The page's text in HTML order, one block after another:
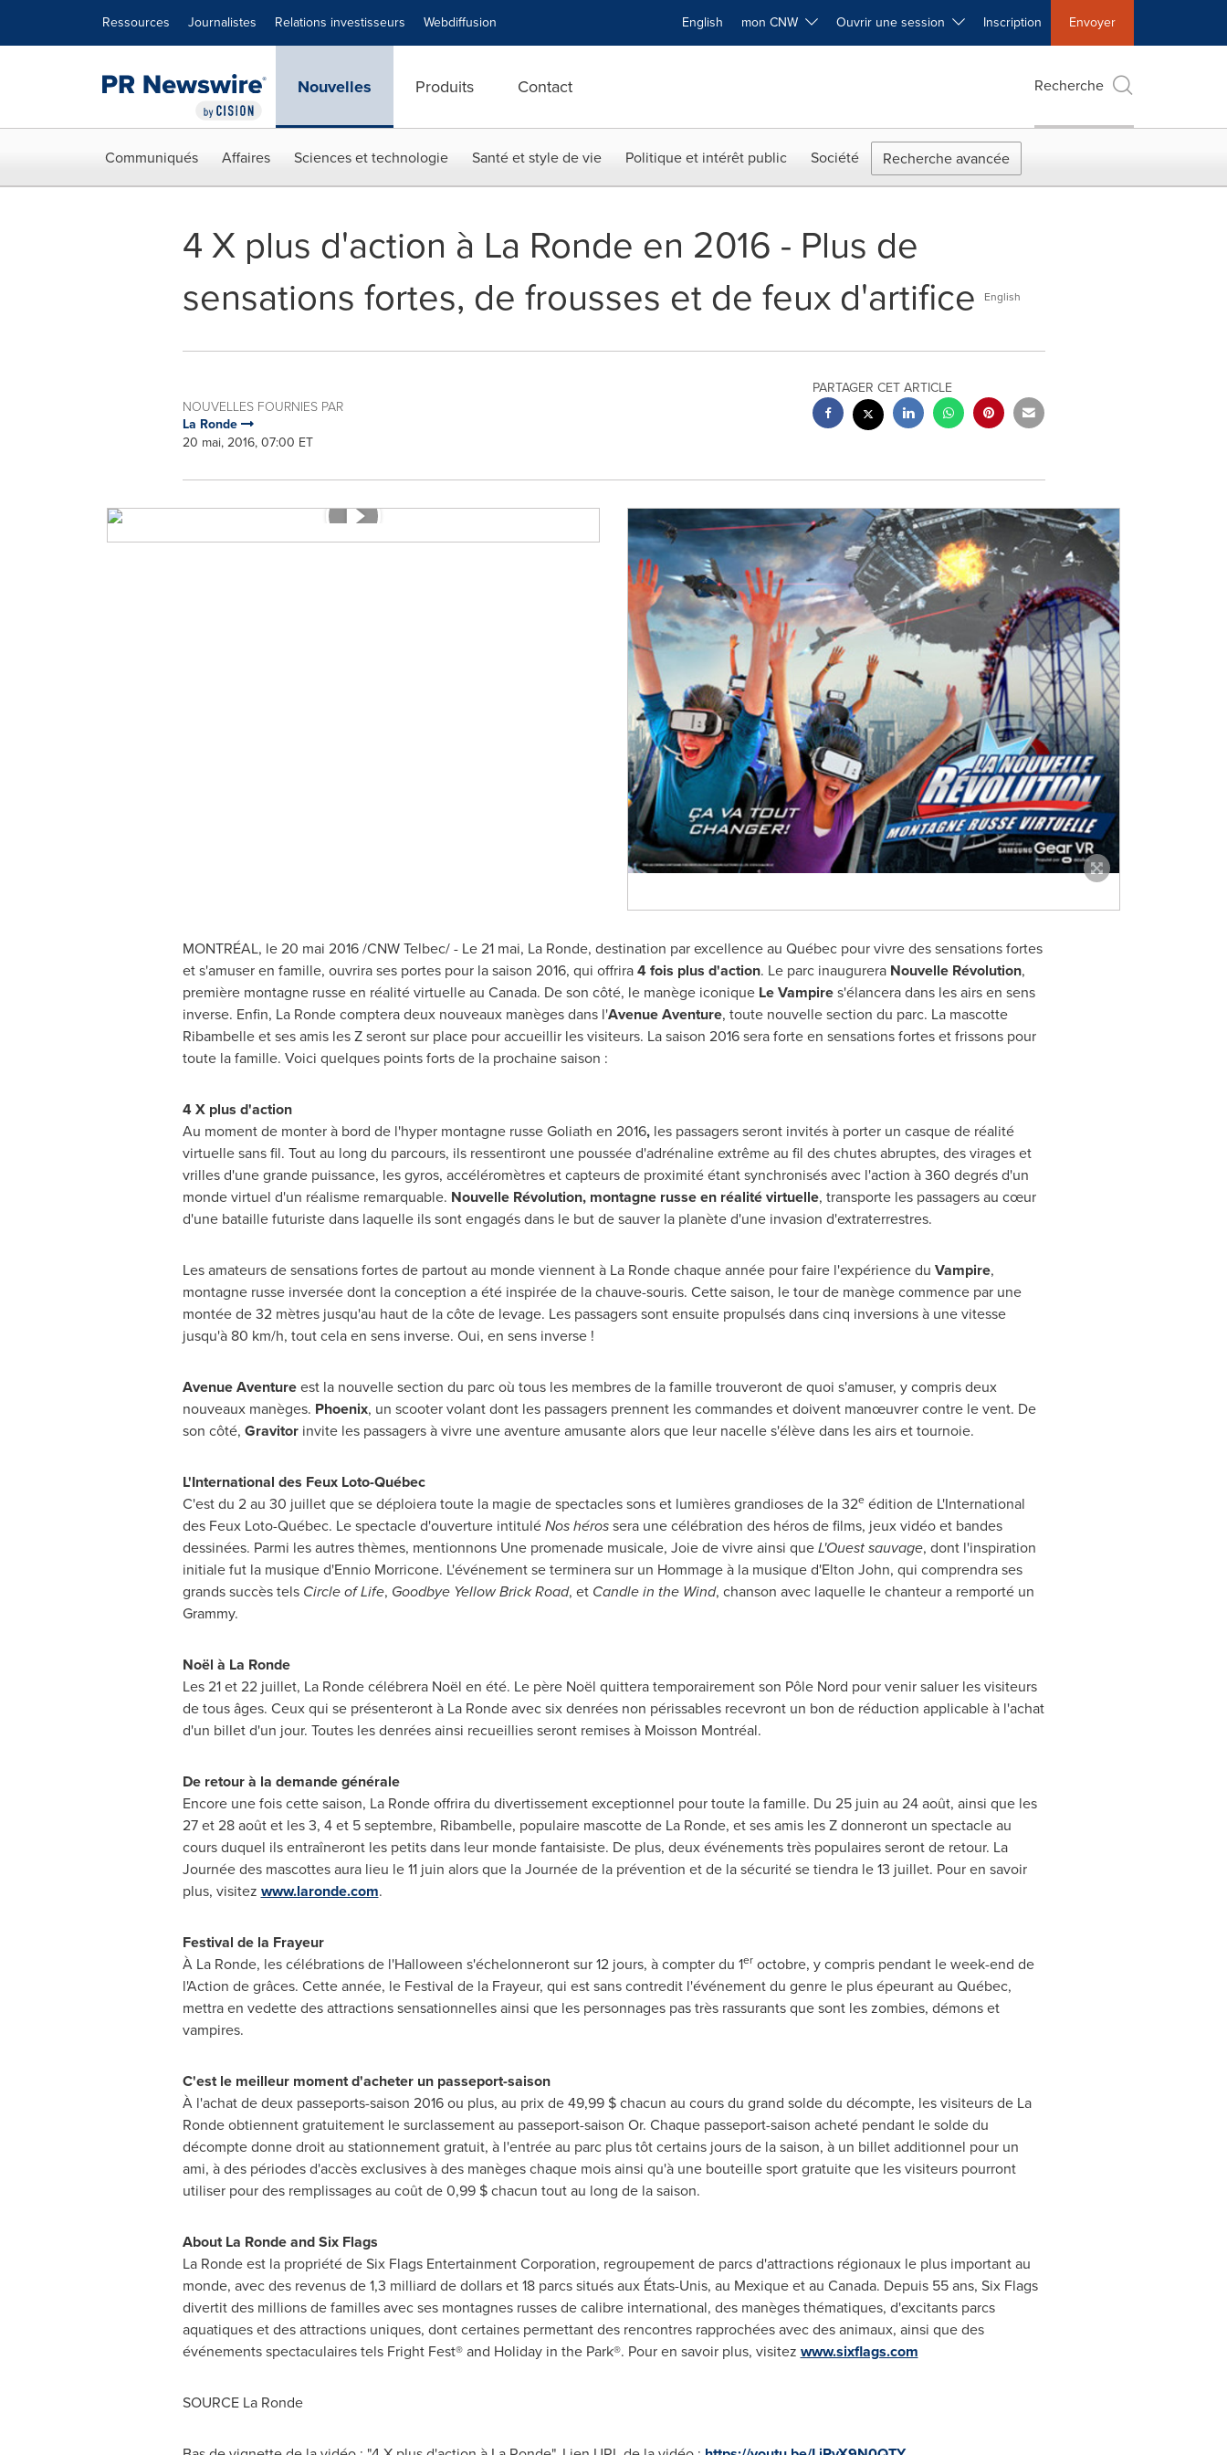
Ressources Journalistes Relations investisseurs Webdiffusion English mon CNW Ouvrir une session Inscription Envoyer
Nouvelles Produits Contact Recherche
Communiqués Affaires Sciences et technologie Santé et style de vie Politique et intérêt public Société Recherche avancée
4 X plus d'action à La Ronde en 2016 - Plus de
sensations fortes, de frousses et de feux d'artifice
English
NOUVELLES FOURNIES PAR
La Ronde
20 mai, 2016, 07:00 ET
PARTAGER CET ARTICLE
MONTRÉAL, le 20 mai 2016 /CNW Telbec/ - Le 21 mai, La Ronde, destination par excellence au Québec pour vivre des sensations fortes
et s'amuser en famille, ouvrira ses portes pour la saison 2016, qui offrira4 fois plus d'action. Le parc inaugurera Nouvelle Révolution,
première montagne russe en réalité virtuelle au Canada. De son côté, le manège iconique Le Vampires'élancera dans les airs en sens
inverse. Enfin, La Ronde comptera deux nouveaux manèges dans l'Avenue Aventure, toute nouvelle section du parc. La mascotte
Ribambelle et ses amis les Z seront sur place pour accueillir les visiteurs. La saison 2016 sera forte en sensations fortes et frissons pour
toute la famille. Voici quelques points forts de la prochaine saison :
4 X plus d'action
Au moment de monter à bord de l'hyper montagne russe Goliath en 2016,les passagers seront invités à porter un casque de réalité
virtuelle sans fil. Tout au long du parcours, ils ressentiront une poussée d'adrénaline extrême au fil des chutes abruptes, des virages et
vrilles d'une grande puissance, les gyros, accéléromètres et capteurs de proximité étant synchronisés avec l'action à 360 degrés d'un
monde virtuel d'un réalisme remarquable. Nouvelle Révolution, montagne russe en réalité virtuelle, transporte les passagers au cœur
d'une bataille futuriste dans laquelle ils sont engagés dans le but de sauver la planète d'une invasion d'extraterrestres.
Les amateurs de sensations fortes de partout au monde viennent à La Ronde chaque année pour faire l'expérience du Vampire,
montagne russe inversée dont la conception a été inspirée de la chauve-souris. Cette saison, le tour de manège commence par une
montée de 32 mètres jusqu'au haut de la côte de levage. Les passagers sont ensuite propulsés dans cinq inversions à une vitesse
jusqu'à 80 km/h, tout cela en sens inverse. Oui, en sens inverse !
Avenue Aventureest la nouvelle section du parc où tous les membres de la famille trouveront de quoi s'amuser, y compris deux
nouveaux manèges. Phoenix, un scooter volant dont les passagers prennent les commandes et doivent manœuvrer contre le vent. De
son côté, Gravitorinvite les passagers à vivre une aventure amusante alors que leur nacelle s'élève dans les airs et tournoie.
L'International des Feux Loto-Québec
C'est du 2 au 30 juillet que se déploiera toute la magie de spectacles sons et lumières grandioses de la 32eédition de L'International
des Feux Loto-Québec. Le spectacle d'ouverture intituléNos hérossera une célébration des héros de films, jeux vidéo et bandes
dessinées. Parmi les autres thèmes, mentionnons Une promenade musicale, Joie devivre ainsi queL'Ouest sauvage, dont l'inspiration
initiale fut la musique d'Ennio Morricone. L'événement se terminera sur un Hommage à la musique d'Elton John, qui comprendra ses
grands succès tels Circle of Life, Goodbye Yellow Brick Road, et Candle in the Wind, chanson avec laquelle le chanteur a remporté un
Grammy.
Noël à La Ronde
Les 21 et 22 juillet, La Ronde célébrera Noël en été. Le père Noël quittera temporairement son Pôle Nord pour venir saluer les visiteurs
de tous âges. Ceux qui se présenteront à La Ronde avec six denrées non périssables recevront un bon de réduction applicable à l'achat
d'un billet d'un jour. Toutes les denrées ainsi recueillies seront remises à Moisson Montréal.
De retour à la demande générale
Encore une fois cette saison, La Ronde offrira du divertissement exceptionnel pour toute la famille. Du 25 juin au 24 août, ainsi que les
27 et 28 août et les 3, 4 et 5 septembre, Ribambelle, populaire mascotte de La Ronde, et ses amis les Z donneront un spectacle au
cours duquel ils entraîneront les petits dans leur monde fantaisiste. De plus, deux événements très populaires seront de retour. La
Journée des mascottes aura lieu le 11 juin alors que la Journée de la prévention et de la sécurité se tiendra le 13 juillet. Pour en savoir
plus, visitez www.laronde.com.
Festival de la Frayeur
À La Ronde, les célébrations de l'Halloween s'échelonneront sur 12 jours, à compter du 1eroctobre, y compris pendant le week-end de
l'Action de grâces. Cette année, le Festival de la Frayeur, qui est sans contredit l'événement du genre le plus épeurant au Québec,
mettra en vedette des attractions sensationnelles ainsi que les personnages pas très rassurants que sont les zombies, démons et
vampires.
C'est le meilleur moment d'acheter un passeport-saison
À l'achat de deux passeports-saison 2016 ou plus, au prix de 49,99 $ chacun au cours du grand solde du décompte, les visiteurs de La
Ronde obtiennent gratuitement le surclassement au passeport-saison Or. Chaque passeport-saison acheté pendant le solde du
décompte donne droit au stationnement gratuit, à l'entrée au parc plus tôt certains jours de la saison, à un billet additionnel pour un
ami, à des périodes d'accès exclusives à des manèges chaque mois ainsi qu'à une bouteille sport gratuite que les visiteurs pourront
utiliser pour des remplissages au coût de 0,99 $ chacun tout au long de la saison.
About La Ronde and Six Flags
La Ronde est la propriété de Six Flags Entertainment Corporation, regroupement de parcs d'attractions régionaux le plus important au
monde, avec des revenus de 1,3 milliard de dollars et 18 parcs situés aux États-Unis, au Mexique et au Canada. Depuis 55 ans, Six Flags
divertit des millions de familles avec ses montagnes russes de calibre international, des manèges thématiques, d'excitants parcs
aquatiques et des attractions uniques, dont certaines permettant des rencontres rapprochées avec des animaux, ainsi que des
événements spectaculaires tels Fright Fest® and Holiday in the Park®. Pour en savoir plus, visitez www.sixflags.com
SOURCE La Ronde